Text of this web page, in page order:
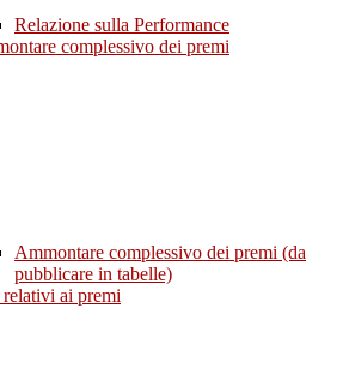
Relazione sulla Performance
complessivo dei premi
Ammontare complessivo dei premi (da
pubblicare in tabelle)
ai premi